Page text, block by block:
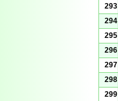
293
294
295
296
297
298
299